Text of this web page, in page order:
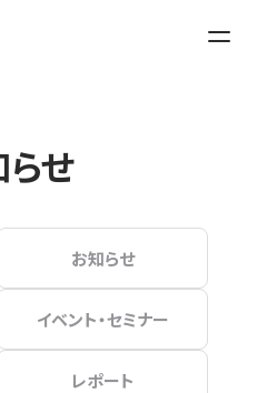
せ
お知らせ
イベント・セミナー
レポート